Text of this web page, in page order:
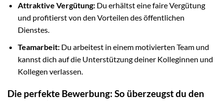
Attraktive Vergütung:Du erhältst eine faire Vergütung
und profitierst von den Vorteilen des öffentlichen
Dienstes.
Teamarbeit:Du arbeitest in einem motivierten Team und
kannst dich auf die Unterstützung deiner Kolleginnen und
Kollegen verlassen.
Die perfekte Bewerbung: So überzeugst du den